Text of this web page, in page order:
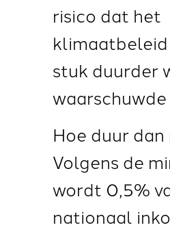
risico dat het
klimaatbeleid
stuk duurder
waarschuwde
Hoe duur dan
Volgens de
wordt 0,5%
nationaal